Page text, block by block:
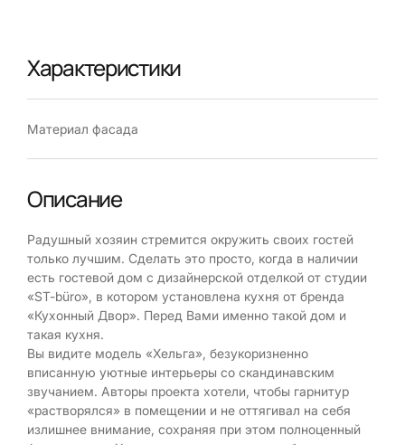
Характеристики
Материал фасада
Описание
Радушный хозяин стремится окружить своих гостей
только лучшим. Сделать это просто, когда в наличии
есть гостевой дом с дизайнерской отделкой от студии
«ST-büro», в котором установлена кухня от бренда
«Кухонный Двор». Перед Вами именно такой дом и
такая кухня.
Вы видите модель «Хельга», безукоризненно
вписанную уютные интерьеры со скандинавским
звучанием. Авторы проекта хотели, чтобы гарнитур
«растворялся» в помещении и не оттягивал на себя
излишнее внимание, сохраняя при этом полноценный